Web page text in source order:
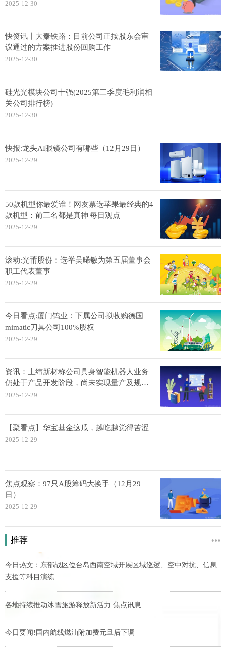
2025-12-30
快资讯丨大秦铁路：目前公司正按股东会审
议通过的方案推进股份回购工作
2025-12-30
硅光光模块公司十强(2025第三季度毛利润相
关公司排行榜)
2025-12-30
快报:龙头AI眼镜公司有哪些（12月29日）
2025-12-29
50款机型你最爱谁！网友票选苹果最经典的4
款机型：前三名都是真神|每日观点
2025-12-29
滚动:光莆股份：选举吴晞敏为第五届董事会
职工代表董事
2025-12-29
今日看点:厦门钨业：下属公司拟收购德国
mimatic刀具公司100%股权
2025-12-29
资讯：上纬新材称公司具身智能机器人业务
仍处于产品开发阶段，尚未实现量产及规模
化销售
2025-12-29
【聚看点】华宝基金这瓜，越吃越觉得苦涩
2025-12-29
焦点观察：97只A股筹码大换手（12月29
日）
2025-12-29
推荐
今日热文：东部战区位台岛西南空域开展区域巡逻、空中对抗、信息
支援等科目演练
各地持续推动冰雪旅游释放新活力 焦点讯息
今日要闻!国内航线燃油附加费元旦后下调